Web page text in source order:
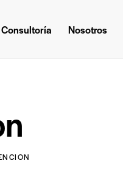
Consultoría Nosotros